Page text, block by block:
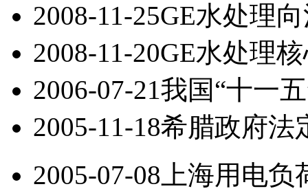
2008-11-25GE水处理
2008-11-20GE水处理
2006-07-21我国“十一
2005-11-18希腊政府法
2005-07-08 上海用电